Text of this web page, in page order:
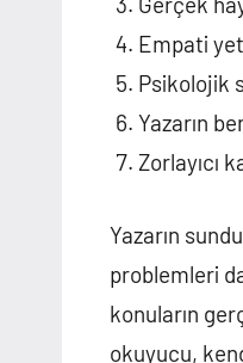
Empati
Psikolojik
Yazarın
Zorlayıcı
Yazarın
problemleri
konuların
okuyucu,